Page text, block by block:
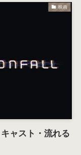
映画
ャスト・流れる